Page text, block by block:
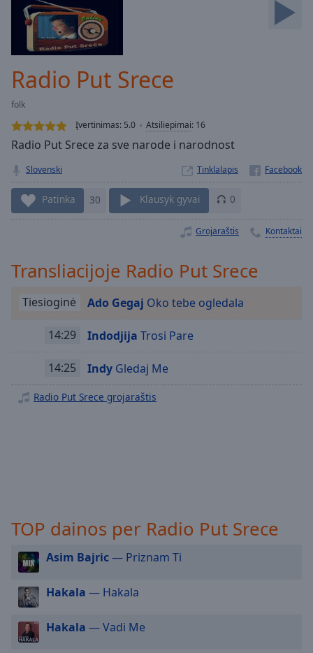
Skip
Forward
Current
Loaded
0.00%
Stream
Seek to
live,
currently
behind
liveLIVE
Playback
Chapters
Descriptions
settings,
subtitles
settings
dialog
subtitles
off
selected
Radio Put Srece
folk
Įvertinimas: 5.0 Atsiliepimai: 16
Radio Put Srece za sve narode i narodnost
Slovenski Tinklalapis
Patinka 30 Klausyk gyvai 0
Grojaraštis Kontaktai
Transliacijoje Radio Put Srece
Tiesioginė Ado Gegaj Oko tebe ogledala
14:29 Indodjija Trosi Pare
14:25 Indy Gledaj Me
Radio Put Srece grojaraštis
TOP dainos per Radio Put Srece
Asim Bajric— Priznam Ti
Hakala — Hakala
Hakala — Vadi Me